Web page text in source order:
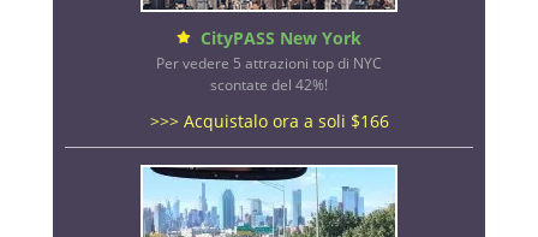
CityPASS New York
Per vedere 5 attrazioni top di NYC
scontate del 42%!
>>> Acquistalo ora a soli $166